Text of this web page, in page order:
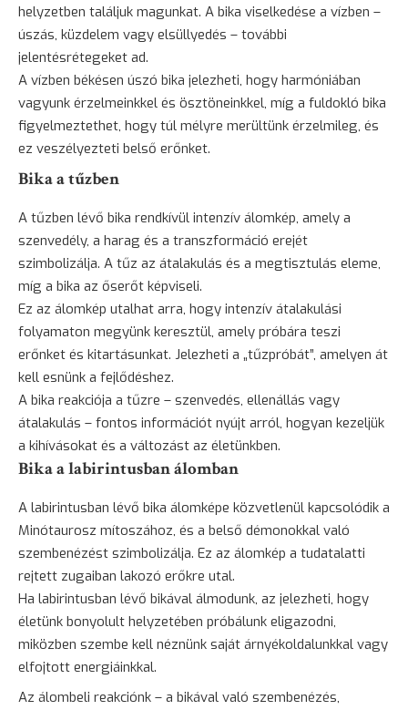
helyzetben találjuk magunkat. A bika viselkedése a vízben –
úszás, küzdelem vagy elsüllyedés – további
jelentésrétegeket ad.
A vízben békésen úszó bika jelezheti, hogy harmóniában
vagyunk érzelmeinkkel és ösztöneinkkel, míg a fuldokló bika
figyelmeztethet, hogy túl mélyre merültünk érzelmileg, és
ez veszélyezteti belső erőnket.
Bika a tűzben
A tűzben lévő bika rendkívül intenzív álomkép, amely a
szenvedély, a harag és a transzformáció erejét
szimbolizálja. A tűz az átalakulás és a megtisztulás eleme,
míg a bika az őserőt képviseli.
Ez az álomkép utalhat arra, hogy intenzív átalakulási
folyamaton megyünk keresztül, amely próbára teszi
erőnket és kitartásunkat. Jelezheti a „tűzpróbát”, amelyen át
kell esnünk a fejlődéshez.
A bika reakciója a tűzre – szenvedés, ellenállás vagy
átalakulás – fontos információt nyújt arról, hogyan kezeljük
a kihívásokat és a változást az életünkben.
Bika a labirintusban álomban
A labirintusban lévő bika álomképe közvetlenül kapcsolódik a
Minótaurosz mítoszához, és a belső démonokkal való
szembenézést szimbolizálja. Ez az álomkép a tudatalatti
rejtett zugaiban lakozó erőkre utal.
Ha labirintusban lévő bikával álmodunk, az jelezheti, hogy
életünk bonyolult helyzetében próbálunk eligazodni,
miközben szembe kell néznünk saját árnyékoldalunkkal vagy
elfojtott energiáinkkal.
Az álombeli reakciónk – a bikával való szembenézés,